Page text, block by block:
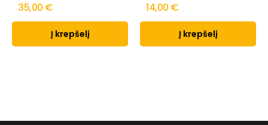
35,00 €
Į krepšelį
14,00 €
Į krepšelį